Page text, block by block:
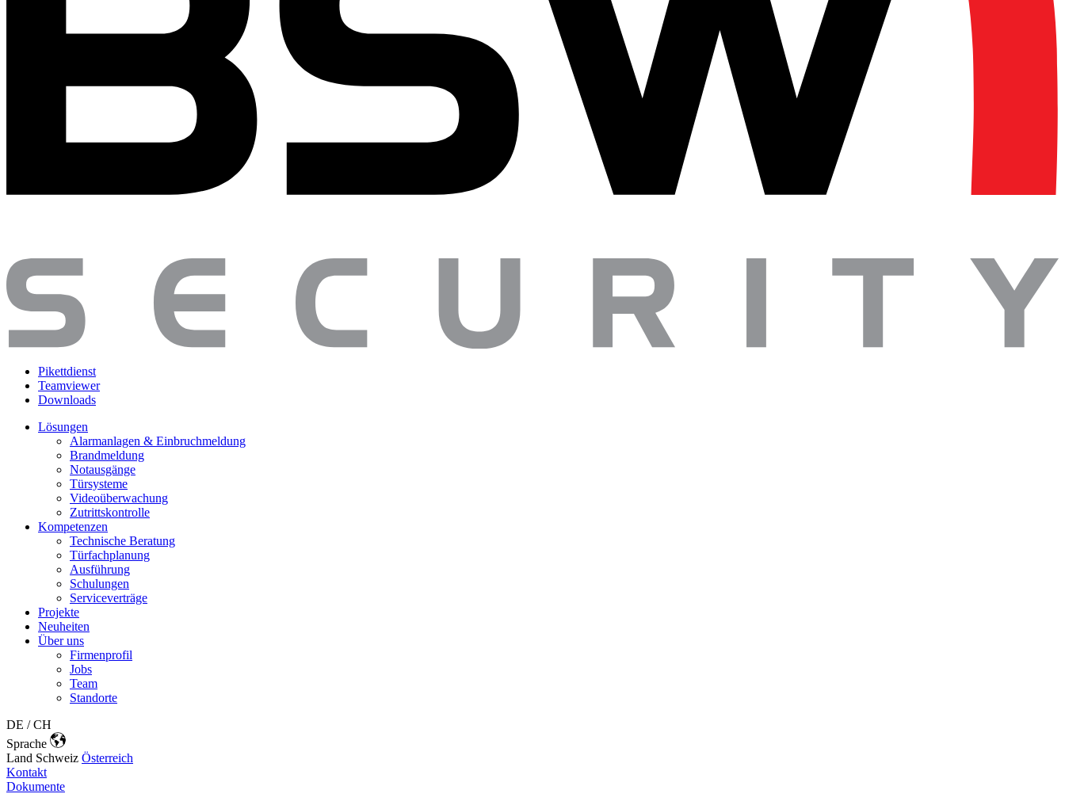
Pikettdienst
Teamviewer
Downloads
Lösungen
Alarmanlagen & Einbruchmeldung
Brandmeldung
Notausgänge
Türsysteme
Videoüberwachung
Zutrittskontrolle
Kompetenzen
Technische Beratung
Türfachplanung
Ausführung
Schulungen
Serviceverträge
Projekte
Neuheiten
Über uns
Firmenprofil
Jobs
Team
Standorte
DE / CH
Sprache
Land Schweiz Österreich
Kontakt
Dokumente